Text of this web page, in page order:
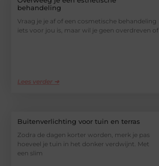
behandeling
Vraag je je af of een cosmetische behandeling
iets voor jou is, maar wil je geen overdreven of
Lees verder ➜
Buitenverlichting voor tuin en terras
Zodra de dagen korter worden, merk je pas
hoeveel je tuin in het donker verdwijnt. Met
een slim